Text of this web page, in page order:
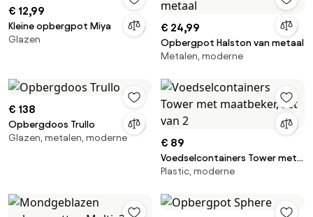
€ 12,99
Kleine opbergpot Miya
Glazen
€ 24,99
Opbergpot Halston van metaal
Metalen, moderne
€ 138
Opbergdoos Trullo
Glazen, metalen, moderne
€ 89
Voedselcontainers Tower met
maatbeker, set van 2
Plastic, moderne